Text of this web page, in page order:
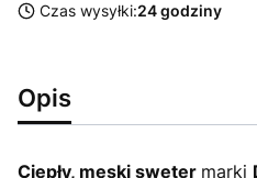
Czas wysyłki:24 godziny
Opis
Ciepły, męski sweter marki